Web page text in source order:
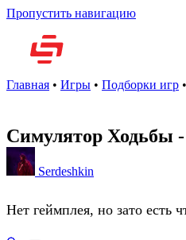
Пропустить навигацию
Главная • Игры • Подборки игр •
Симулятор Ходьбы
Serdeshkin
Нет геймплея, но зато есть